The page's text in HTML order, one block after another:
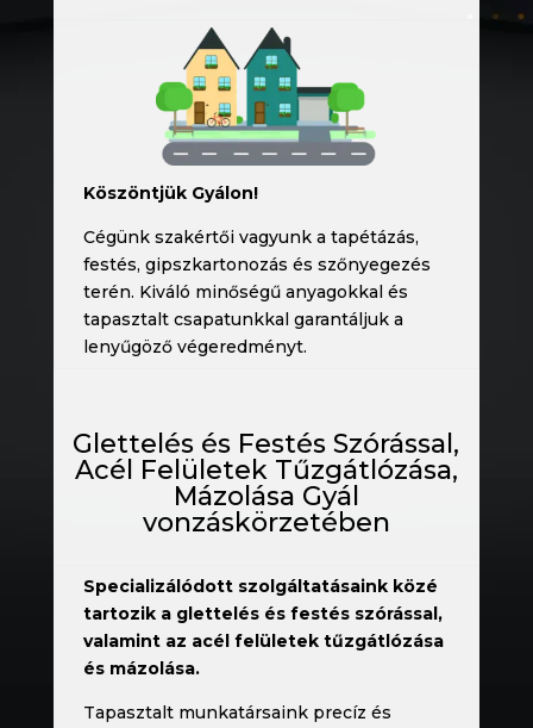
Köszöntjük Gyálon!
Cégünk szakértői vagyunk a tapétázás,
festés, gipszkartonozás és szőnyegezés
terén. Kiváló minőségű anyagokkal és
tapasztalt csapatunkkal garantáljuk a
lenyűgöző végeredményt.
Glettelés és Festés Szórással,
Acél Felületek Tűzgátlózása,
Mázolása Gyál
vonzáskörzetében
Specializálódott szolgáltatásaink közé
tartozik a glettelés és festés szórással,
valamint az acél felületek tűzgátlózása
és mázolása.
Tapasztalt munkatársaink precíz és